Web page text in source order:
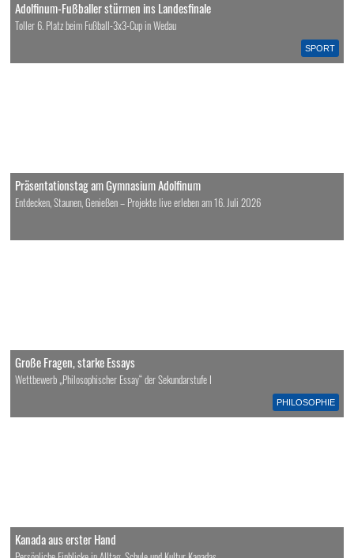
SPORT
Adolfinum-Fußballer stürmen ins Landesfinale
Toller 6. Platz beim Fußball-3x3-Cup in Wedau
Präsentationstag am Gymnasium Adolfinum
Entdecken, Staunen, Genießen – Projekte live erleben am 16. Juli 2026
PHILOSOPHIE
Große Fragen, starke Essays
Wettbewerb „Philosophischer Essay“ der Sekundarstufe I
Kanada aus erster Hand